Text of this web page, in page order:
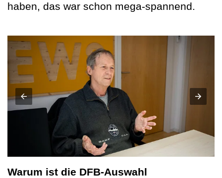
haben, das war schon mega-spannend.
Warum ist die DFB-Auswahl